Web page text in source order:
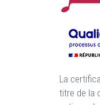
La
titre de la